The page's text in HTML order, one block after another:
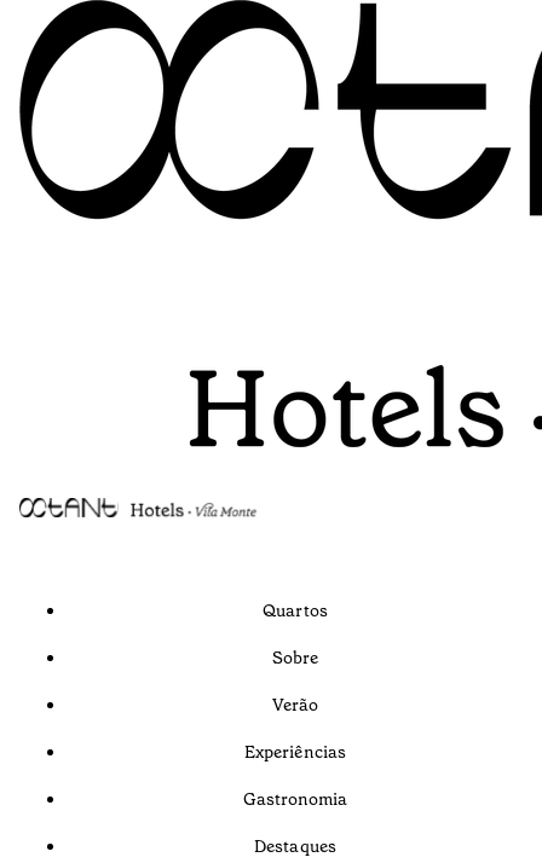
Quartos
Sobre
Verão
Experiências
Gastronomia
Destaques